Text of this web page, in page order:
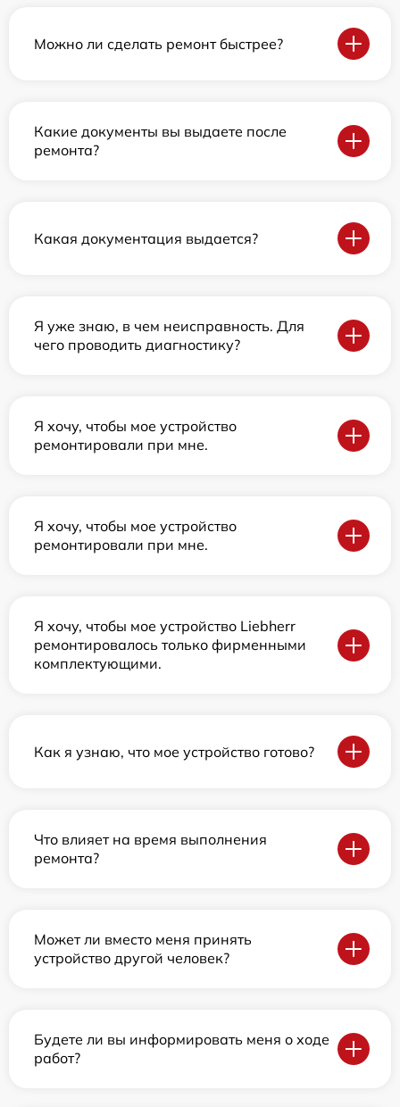
Можно ли сделать ремонт быстрее?
Какие документы вы выдаете после
ремонта?
Какая документация выдается?
Я уже знаю, в чем неисправность. Для
чего проводить диагностику?
Я хочу, чтобы мое устройство
ремонтировали при мне.
Я хочу, чтобы мое устройство
ремонтировали при мне.
Я хочу, чтобы мое устройство Liebherr
ремонтировалось только фирменными
комплектующими.
Как я узнаю, что мое устройство готово?
Что влияет на время выполнения
ремонта?
Может ли вместо меня принять
устройство другой человек?
Будете ли вы информировать меня о ходе
работ?